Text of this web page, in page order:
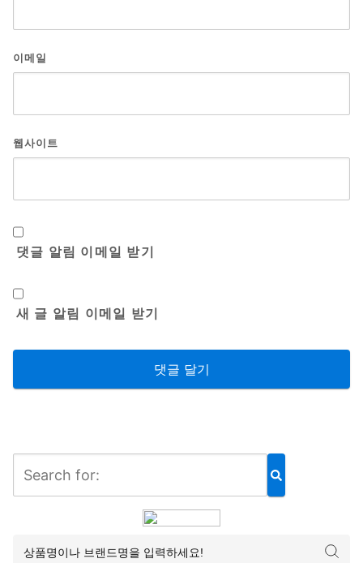
이메일
웹사이트
댓글 알림 이메일 받기
새 글 알림 이메일 받기